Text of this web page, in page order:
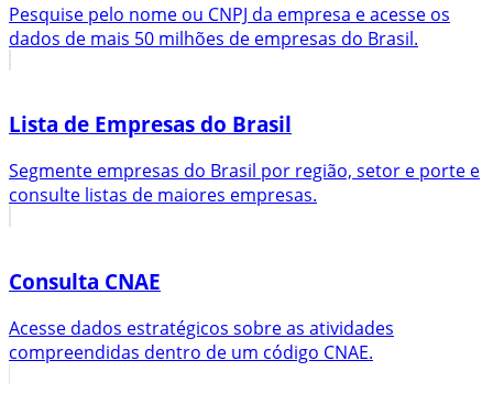
Pesquise pelo nome ou CNPJ da empresa e acesse os
dados de mais 50 milhões de empresas do Brasil.
Lista de Empresas do Brasil
Segmente empresas do Brasil por região, setor e porte e
consulte listas de maiores empresas.
Consulta CNAE
Acesse dados estratégicos sobre as atividades
compreendidas dentro de um código CNAE.